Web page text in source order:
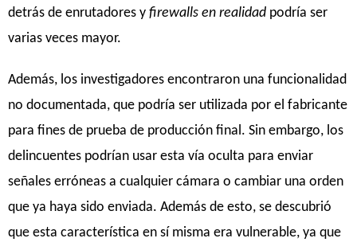
detrás de enrutadores y firewalls en realidad podría ser
varias veces mayor.
Además, los investigadores encontraron una funcionalidad
no documentada, que podría ser utilizada por el fabricante
para fines de prueba de producción final. Sin embargo, los
delincuentes podrían usar esta vía oculta para enviar
señales erróneas a cualquier cámara o cambiar una orden
que ya haya sido enviada. Además de esto, se descubrió
que esta característica en sí misma era vulnerable, ya que